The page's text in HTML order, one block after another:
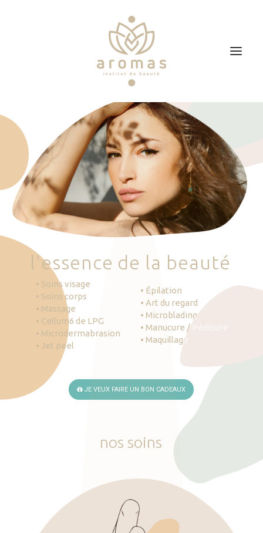
Soins
Je veux faire un bon cadeau
Plan d’accès
Prendre RDV
'essence de la beauté
• Soins visage
• Soins corps
• Massage
• Cellum6 de LPG
• Microdermabrasion
• Jet peel
• Épilation
• Art du regard
• Microblading
• Manucure / Pédicure
• Maquillage
JE VEUX FAIRE UN BON CADEAUX
nos soins